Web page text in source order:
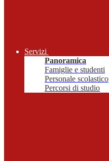
Servizi
Panoramica
Famiglie e studenti
Personale scolastico
Percorsi di studio